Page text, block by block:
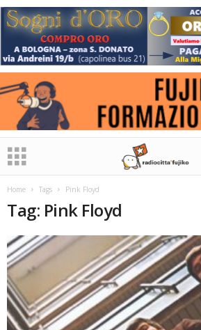
Home Tags Pink Floyd
Tag: Pink Floyd